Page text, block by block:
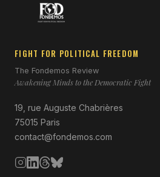
FIGHT FOR POLITICAL FREEDOM
The Fondemos Review
Awakening Minds to the Democratic Fight
19, rue Auguste Chabrières
75015 Paris
contact@fondemos.com